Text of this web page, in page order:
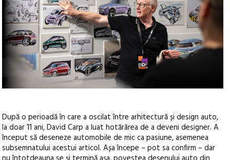
După o perioadă în care a oscilat între arhitectură și design auto,
la doar 11 ani, David Carp a luat hotărârea de a deveni designer. A
început să deseneze automobile de mic ca pasiune, asemenea
subsemnatului acestui articol. Așa începe – pot sa confirm – dar